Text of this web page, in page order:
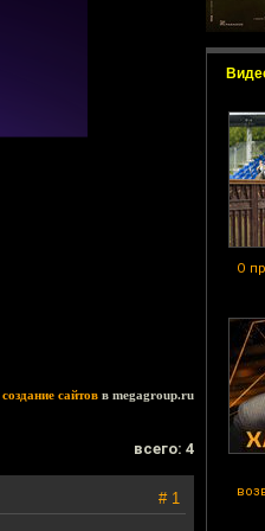
О
создание сайтов в megagroup.ru
всего: 4
# 1